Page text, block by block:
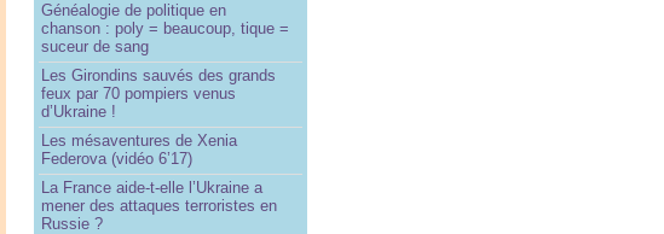
Généalogie de politique en
chanson : poly = beaucoup, tique =
suceur de sang
Les Girondins sauvés des grands
feux par 70 pompiers venus
d’Ukraine !
Les mésaventures de Xenia
Federova (vidéo 6’17)
La France aide-t-elle l’Ukraine a
mener des attaques terroristes en
Russie ?